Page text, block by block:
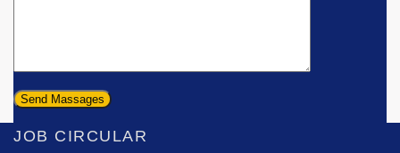
JOB CIRCULAR